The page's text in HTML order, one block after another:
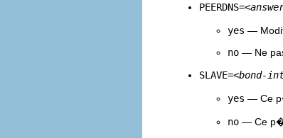
PEERDNS=
yes —
no — Ne
SLAVE=<bond-
yes — Ce
no — Ce